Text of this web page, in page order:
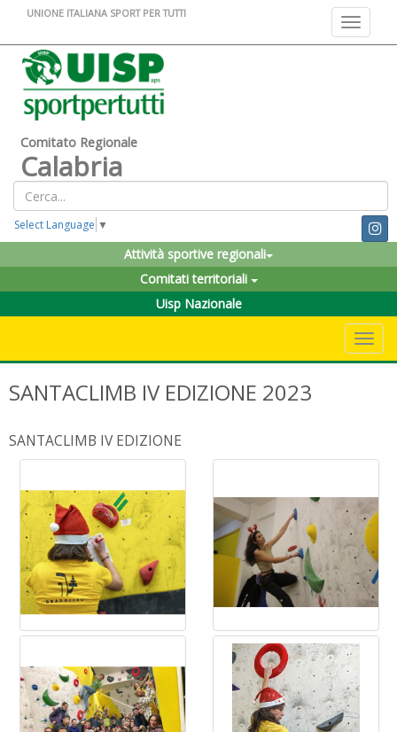
Toggle
UNIONE ITALIANA SPORT PER TUTTI
Comitato Regionale
Calabria
Select Language ▼
Attività sportive regionali
Comitati territoriali
Uisp Nazionale
SANTACLIMB IV EDIZIONE 2023
SANTACLIMB IV EDIZIONE